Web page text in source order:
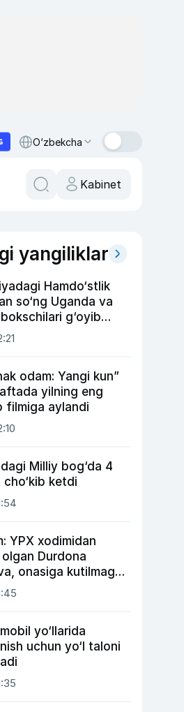
O‘zbekcha
Kabinet
yangiliklar
Hamdo‘stlik
so‘ng Uganda va
g‘oyib
odam: Yangi kun”
yilning eng
filmiga aylandi
Milliy bog‘da 4
ketdi
YPX xodimidan
olgan Durdona
onasiga kutilmagan
Umid vines,
nimadan xafa?
yo‘llarida
uchun yo‘l taloni